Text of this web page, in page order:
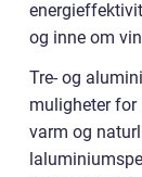
og inne om
Tre- og
muligheter for
varm og